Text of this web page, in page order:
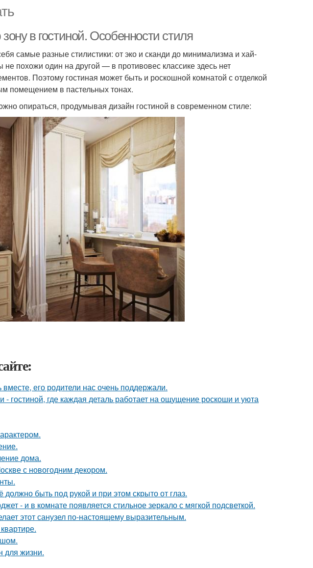
в гостиной. Особенности стиля
самые разные стилистики: от эко и сканди до минимализма и хай-
похожи один на другой — в противовес классике здесь нет
Поэтому гостиная может быть и роскошной комнатой с отделкой
помещением в пастельных тонах.
опираться, продумывая дизайн гостиной в современном стиле:
его родители нас очень поддержали.
- гостиной, где каждая деталь работает на ощущение роскоши и уюта
дома.
с новогодним декором.
быть под рукой и при этом скрыто от глаз.
- и в комнате появляется стильное зеркало с мягкой подсветкой.
этот санузел по-настоящему выразительным.
для жизни.